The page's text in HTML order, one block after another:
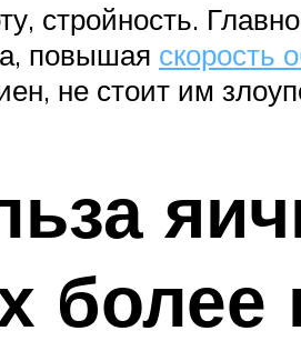
стройность.
повышая скорость
не стоит им
более